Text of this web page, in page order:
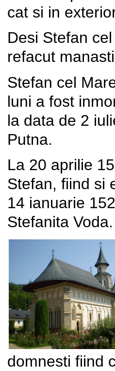
cat si in
Desi Stefan
refacut
Stefan cel
luni a fost
la data de 2
Putna.
La 20 aprilie
Stefan, fiind si
14 ianuarie
Stefanita Voda.
domnesti fiind